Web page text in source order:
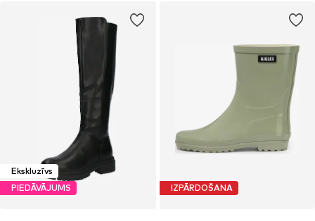
Ekskluzīvs
PIEDĀVĀJUMS
IZPĀRDOŠANA